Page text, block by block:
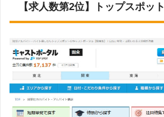
【求人数第2位】トップスポット